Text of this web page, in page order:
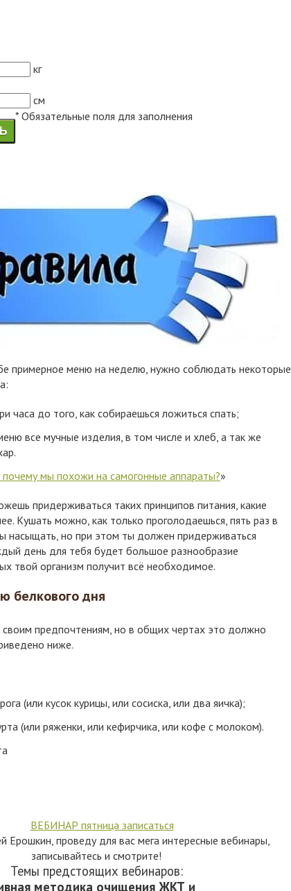
кг
см
* Обязательные поля для заполнения
примерное меню на неделю, нужно соблюдать некоторые
часа до того, как собираешься ложиться спать;
все мучные изделия, в том числе и хлеб, а так же
почему мы похожи на самогонные аппараты?»
придерживаться таких принципов питания, какие
Кушать можно, как только проголодаешься, пять раз в
насыщать, но при этом ты должен придерживаться
день для тебя будет большое разнообразие
твой организм получит всё необходимое.
белкового дня
своим предпочтениям, но в общих чертах это должно
ниже.
(или кусок курицы, или сосиска, или два яичка);
(или ряженки, или кефирчика, или кофе с молоком).
Ерошкин, проведу для вас мега интересные вебинары,
записывайтесь и смотрите!
Темы предстоящих вебинаров:
методика очищения ЖКТ и